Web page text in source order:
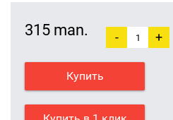
315 man. - +
Купить